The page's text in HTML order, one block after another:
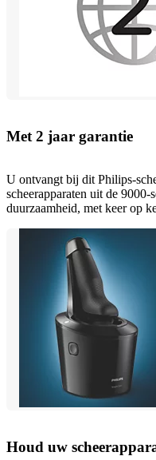
Met 2 jaar garantie
U ontvangt bij dit Philips-
scheerapparaten uit de
duurzaamheid, met keer op
Houd uw